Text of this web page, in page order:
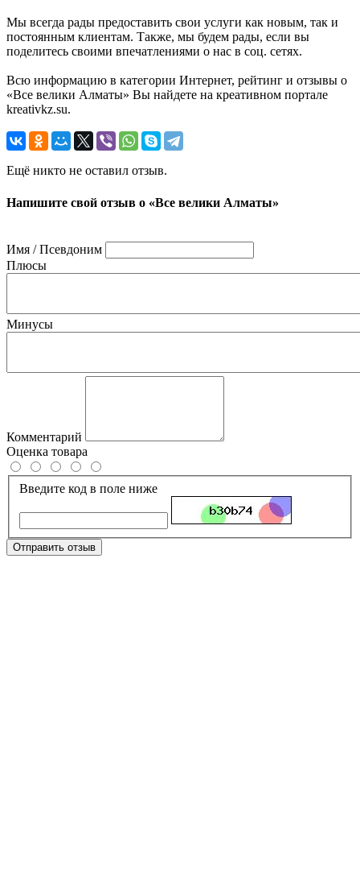
Мы всегда рады предоставить свои услуги как новым, так и
постоянным клиентам. Также, мы будем рады, если вы
поделитесь своими впечатлениями о нас в соц. сетях.
Всю информацию в категории Интернет, рейтинг и отзывы о
«Все велики Алматы» Вы найдете на креативном портале
kreativkz.su.
Ещё никто не оставил отзыв.
Напишите свой отзыв о «Все велики Алматы»
Имя / Псевдоним
Плюсы
Минусы
Комментарий
Оценка товара
Введите код в поле ниже
Отправить отзыв